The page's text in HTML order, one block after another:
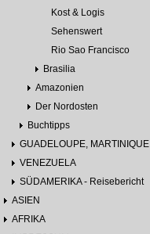
Kost & Logis
Sehenswert
Rio Sao Francisco
Brasilia
Amazonien
Der Nordosten
Buchtipps
GUADELOUPE, MARTINIQUE
VENEZUELA
SÜDAMERIKA - Reisebericht
ASIEN
AFRIKA